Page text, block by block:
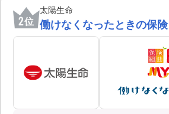
2位
太陽生命
働けなくなったときの保険